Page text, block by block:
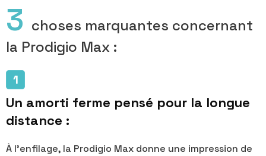
3 choses marquantes concernant
la Prodigio Max :
Un amorti ferme pensé pour la longue
distance :
À l’enfilage, la Prodigio Max donne une impression de